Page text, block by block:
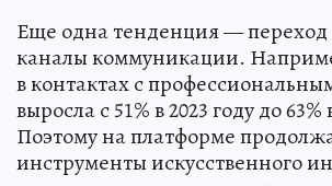
Еще одна тенденция —
каналы коммуникации.
в контактах с
выросла с 51% в 2023 году до 63%
Поэтому на платформе
инструменты искусственного